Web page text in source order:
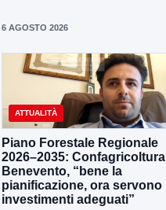
6 AGOSTO 2026
ATTUALITÀ
Piano Forestale Regionale
2026–2035: Confagricoltura
Benevento, “bene la
pianificazione, ora servono
investimenti adeguati”